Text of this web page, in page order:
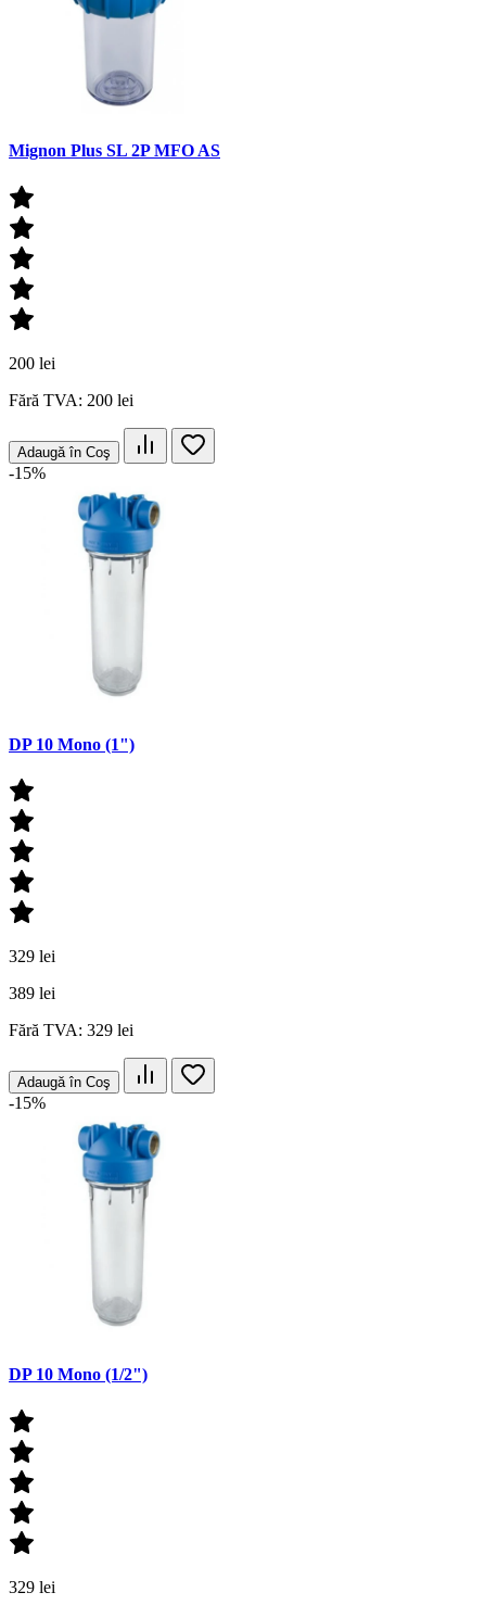
Mignon Plus SL 2P MFO AS
200 lei
Fără TVA: 200 lei
Adaugă în Coş
-15%
DP 10 Mono (1")
329 lei
389 lei
Fără TVA: 329 lei
Adaugă în Coş
-15%
DP 10 Mono (1/2")
329 lei